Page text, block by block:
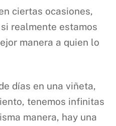
ciertas ocasiones,
realmente estamos
manera a quien lo
días en una viñeta,
tenemos infinitas
manera, hay una